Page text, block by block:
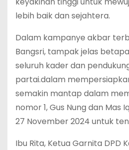
lebih baik dan sejahtera.
Dalam kampanye akbar
Bangsri, tampak jelas
seluruh kader dan
partai.dalam
semakin mantap dalam
nomor 1, Gus Nung dan Mas
27 November 2024 untuk
Ibu Rita, Ketua Garnita DPD